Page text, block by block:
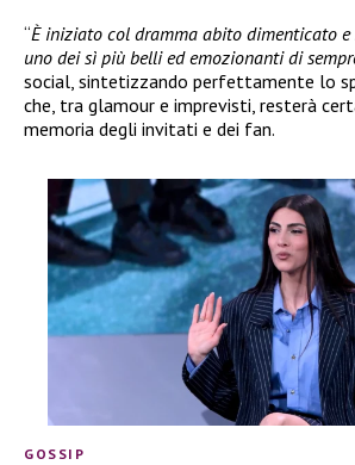
“È iniziato col dramma abito dimenticato e
uno dei sì più belli ed emozionanti di
social, sintetizzando perfettamente lo
che, tra glamour e imprevisti, resterà
memoria degli invitati e dei fan.
GOSSIP